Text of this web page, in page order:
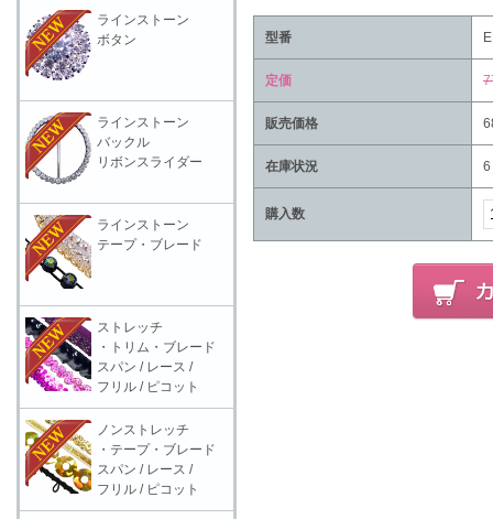
型番
定価
販売価格
在庫状況 6
購入数
ラインストーン
ボタン
ラインストーン
バックル
リボンスライダー
ラインストーン
テープ・ブレード
ストレッチ
・トリム・ブレード
スパン / レース /
フリル / ピコット
ノンストレッチ
・テープ・ブレード
スパン / レース /
フリル / ピコット